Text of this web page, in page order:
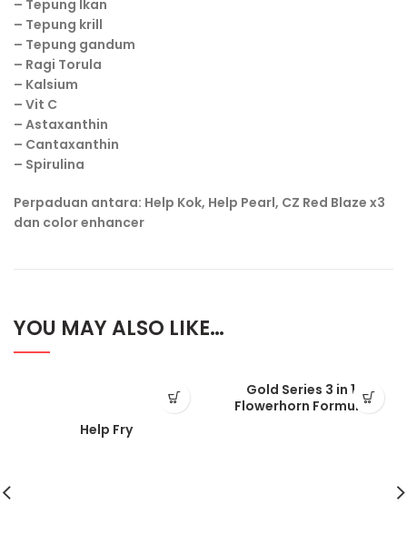
– Tepung Ikan
– Tepung krill
– Tepung gandum
– Ragi Torula
– Kalsium
– Vit C
– Astaxanthin
– Cantaxanthin
– Spirulina
Perpaduan antara: Help Kok, Help Pearl, CZ Red Blaze x3
dan color enhancer
YOU MAY ALSO LIKE…
Help Fry
Gold Series 3 in 1
Flowerhorn Formula